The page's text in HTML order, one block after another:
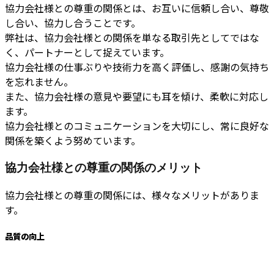
協力会社様との尊重の関係とは、お互いに信頼し合い、尊敬
し合い、協力し合うことです。
弊社は、協力会社様との関係を単なる取引先としてではな
く、パートナーとして捉えています。
協力会社様の仕事ぶりや技術力を高く評価し、感謝の気持ち
を忘れません。
また、協力会社様の意見や要望にも耳を傾け、柔軟に対応し
ます。
協力会社様とのコミュニケーションを大切にし、常に良好な
関係を築くよう努めています。
協力会社様との尊重の関係のメリット
協力会社様との尊重の関係には、様々なメリットがありま
す。
品質の向上